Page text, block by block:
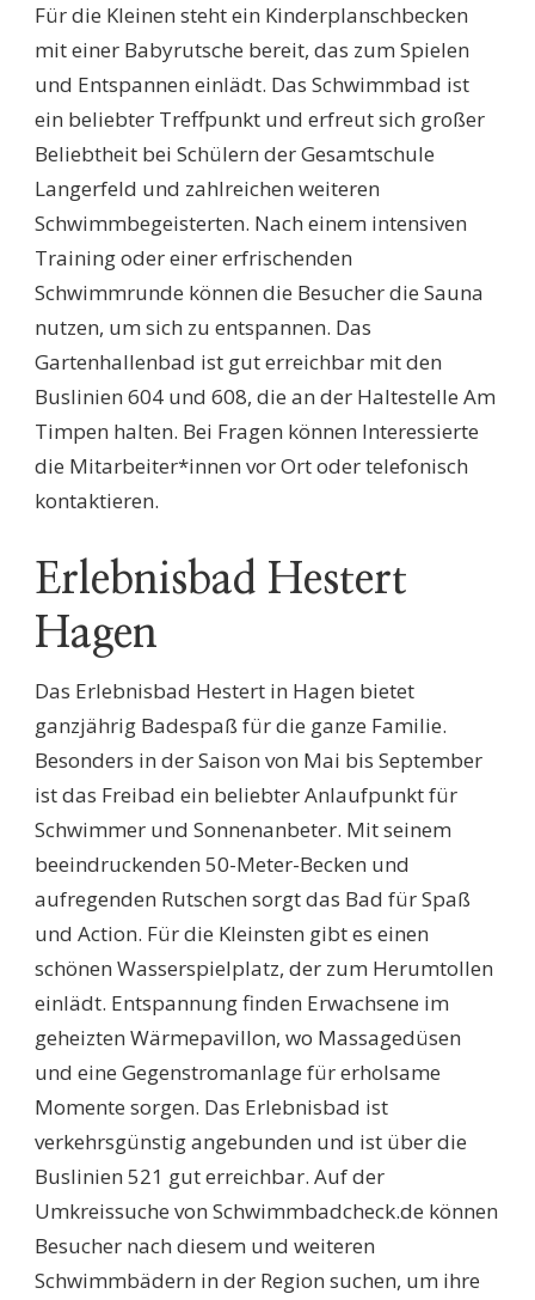
Für die Kleinen steht ein Kinderplanschbecken
mit einer Babyrutsche bereit, das zum Spielen
und Entspannen einlädt. Das Schwimmbad ist
ein beliebter Treffpunkt und erfreut sich großer
Beliebtheit bei Schülern der Gesamtschule
Langerfeld und zahlreichen weiteren
Schwimmbegeisterten. Nach einem intensiven
Training oder einer erfrischenden
Schwimmrunde können die Besucher die Sauna
nutzen, um sich zu entspannen. Das
Gartenhallenbad ist gut erreichbar mit den
Buslinien 604 und 608, die an der Haltestelle Am
Timpen halten. Bei Fragen können Interessierte
die Mitarbeiter*innen vor Ort oder telefonisch
kontaktieren.
Erlebnisbad Hestert
Hagen
Das Erlebnisbad Hestert in Hagen bietet
ganzjährig Badespaß für die ganze Familie.
Besonders in der Saison von Mai bis September
ist das Freibad ein beliebter Anlaufpunkt für
Schwimmer und Sonnenanbeter. Mit seinem
beeindruckenden 50-Meter-Becken und
aufregenden Rutschen sorgt das Bad für Spaß
und Action. Für die Kleinsten gibt es einen
schönen Wasserspielplatz, der zum Herumtollen
einlädt. Entspannung finden Erwachsene im
geheizten Wärmepavillon, wo Massagedüsen
und eine Gegenstromanlage für erholsame
Momente sorgen. Das Erlebnisbad ist
verkehrsgünstig angebunden und ist über die
Buslinien 521 gut erreichbar. Auf der
Umkreissuche von Schwimmbadcheck.de können
Besucher nach diesem und weiteren
Schwimmbädern in der Region suchen, um ihre